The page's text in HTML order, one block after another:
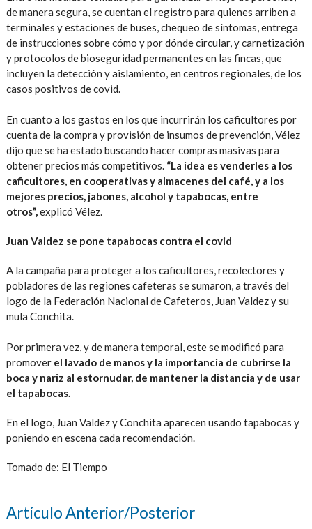
de manera segura, se cuentan el registro para quienes arriben a
terminales y estaciones de buses, chequeo de síntomas, entrega
de instrucciones sobre cómo y por dónde circular, y carnetización
y protocolos de bioseguridad permanentes en las fincas, que
incluyen la detección y aislamiento, en centros regionales, de los
casos positivos de covid.
En cuanto a los gastos en los que incurrirán los caficultores por
cuenta de la compra y provisión de insumos de prevención, Vélez
dijo que se ha estado buscando hacer compras masivas para
obtener precios más competitivos. “La idea es venderles a los
caficultores, en cooperativas y almacenes del café, y a los
mejores precios, jabones, alcohol y tapabocas, entre
otros”,explicó Vélez.
Juan Valdez se pone tapabocas contra el covid
A la campaña para proteger a los caficultores, recolectores y
pobladores de las regiones cafeteras se sumaron, a través del
logo de la Federación Nacional de Cafeteros, Juan Valdez y su
mula Conchita.
Por primera vez, y de manera temporal, este se modificó para
promover el lavado de manos y la importancia de cubrirse la
boca y nariz al estornudar, de mantener la distancia y de usar
el tapabocas.
En el logo, Juan Valdez y Conchita aparecen usando tapabocas y
poniendo en escena cada recomendación.
Tomado de: El Tiempo
Artículo Anterior/Posterior